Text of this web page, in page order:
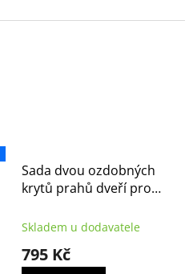
Sada dvou ozdobných
krytů prahů dveří pro
originál Citroen
Skladem u dodavatele
795 Kč